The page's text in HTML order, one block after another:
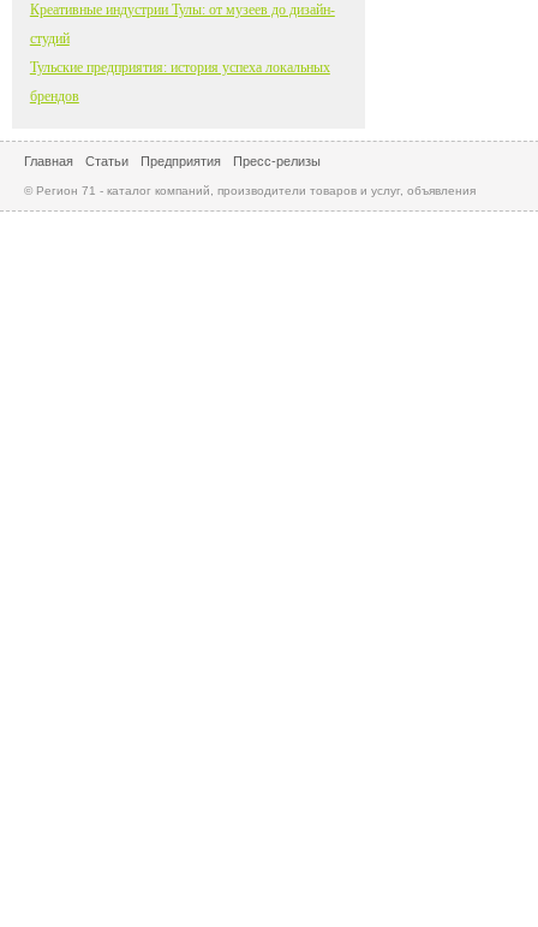
Креативные индустрии Тулы: от музеев до дизайн-
студий
Тульские предприятия: история успеха локальных
брендов
Главная Статьи Предприятия Пресс-релизы
© Регион 71 - каталог компаний, производители товаров и услуг, объявления